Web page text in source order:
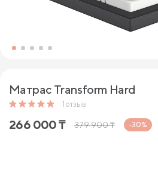
Матрас Transform Hard
1 отзыв
266 000₸ 379 900₸ -30%